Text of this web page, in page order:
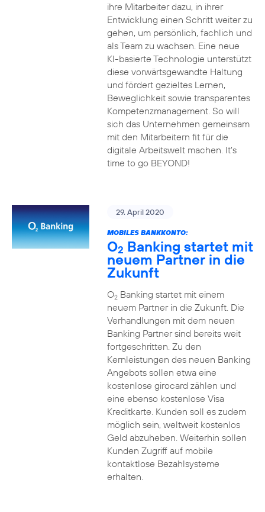
ihre Mitarbeiter dazu, in ihrer
Entwicklung einen Schritt weiter zu
gehen, um persönlich, fachlich und
als Team zu wachsen. Eine neue
KI-basierte Technologie unterstützt
diese vorwärtsgewandte Haltung
und fördert gezieltes Lernen,
Beweglichkeit sowie transparentes
Kompetenzmanagement. So will
sich das Unternehmen gemeinsam
mit den Mitarbeitern fit für die
digitale Arbeitswelt machen. It’s
time to go BEYOND!
29. April 2020
MOBILES BANKKONTO:
O2 Banking startet mit
neuem Partner in die
Zukunft
O2Banking startet mit einem
neuem Partner in die Zukunft. Die
Verhandlungen mit dem neuen
Banking Partner sind bereits weit
fortgeschritten. Zu den
Kernleistungen des neuen Banking
Angebots sollen etwa eine
kostenlose girocard zählen und
eine ebenso kostenlose Visa
Kreditkarte. Kunden soll es zudem
möglich sein, weltweit kostenlos
Geld abzuheben. Weiterhin sollen
Kunden Zugriff auf mobile
kontaktlose Bezahlsysteme
erhalten.